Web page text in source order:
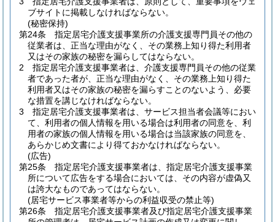
ブサイトに掲載しなければならない。
(秘密保持)
第24条
指定居宅介護支援事業所の介護支援専門員その他の
従業者は、正当な理由がなく、その業務上知り得た利用者
又はその家族の秘密を漏らしてはならない。
2
指定居宅介護支援事業者は、介護支援専門員その他の従業
者であった者が、正当な理由がなく、その業務上知り得た
利用者又はその家族の秘密を漏らすことのないよう、必要
な措置を講じなければならない。
3
指定居宅介護支援事業者は、サービス担当者会議等におい
て、利用者の個人情報を用いる場合は利用者の同意を、利
用者の家族の個人情報を用いる場合は当該家族の同意を、
あらかじめ文書により得ておかなければならない。
(広告)
第25条
指定居宅介護支援事業者は、指定居宅介護支援事業
所について広告をする場合においては、その内容が虚偽又
は誇大なものであってはならない。
(居宅サービス事業者等からの利益収受の禁止等)
第26条
指定居宅介護支援事業者及び指定居宅介護支援事業